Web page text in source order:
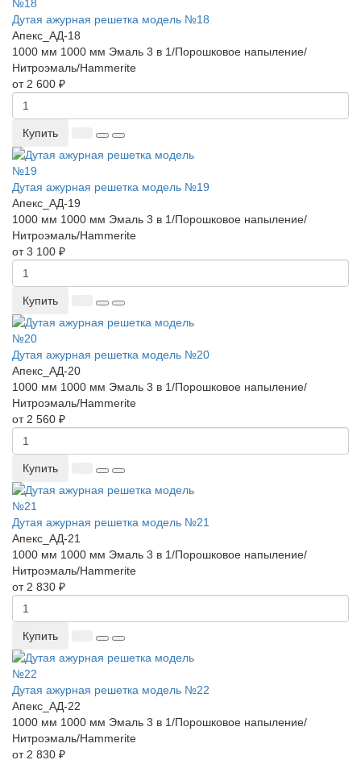
Дутая ажурная решетка модель №18
Апекс_АД-18
1000 мм 1000 мм Эмаль 3 в 1/Порошковое напыление/
Нитроэмаль/Hammerite
от 2 600 ₽
Купить
Дутая ажурная решетка модель №19
Апекс_АД-19
1000 мм 1000 мм Эмаль 3 в 1/Порошковое напыление/
Нитроэмаль/Hammerite
от 3 100 ₽
Купить
Дутая ажурная решетка модель №20
Апекс_АД-20
1000 мм 1000 мм Эмаль 3 в 1/Порошковое напыление/
Нитроэмаль/Hammerite
от 2 560 ₽
Купить
Дутая ажурная решетка модель №21
Апекс_АД-21
1000 мм 1000 мм Эмаль 3 в 1/Порошковое напыление/
Нитроэмаль/Hammerite
от 2 830 ₽
Купить
Дутая ажурная решетка модель №22
Апекс_АД-22
1000 мм 1000 мм Эмаль 3 в 1/Порошковое напыление/
Нитроэмаль/Hammerite
от 2 830 ₽